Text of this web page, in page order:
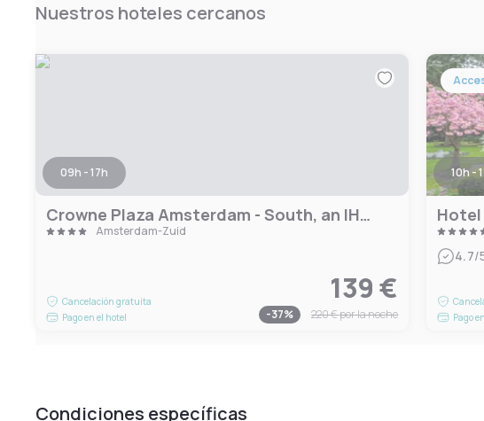
Nuestros hoteles cercanos
09h - 17h
Crowne Plaza Amsterdam - South, an IHG Hotel
Amsterdam-Zuid
Cancelación gratuita
Pago en el hotel
139 €
-37% 220 €por la noche
10h -
4.7/
Pago
Condiciones específicas